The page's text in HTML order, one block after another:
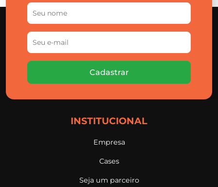
Cadastrar
INSTITUCIONAL
Empresa
Cases
Seja um parceiro